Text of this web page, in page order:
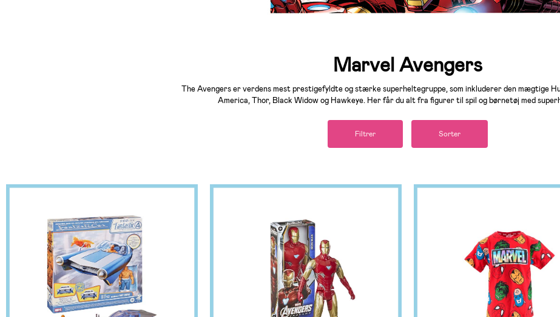
Marvel Avengers
The Avengers er verdens mest prestigefyldte og stærke superheltegruppe, som inkluderer den mægtige
America, Thor, Black Widow og Hawkeye. Her får du alt fra figurer til spil og børnetøj med
Filtrer Sorter